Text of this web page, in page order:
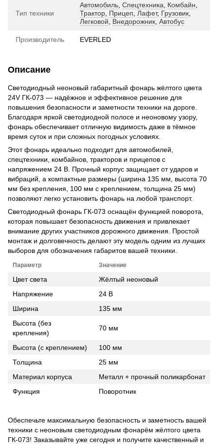
Тип техники
Автомобиль Спецтехника Комбайн
Трактор Прицеп Лафет, Грузовик
Легковой
Внедорожник Автобус
Производитель EVERLED
Описание
Светодиодный неоновый габаритный фонарь жёлтого цвета
24V ГК-073 — надёжное и эффективное решение для
повышения безопасности и заметности техники на дороге.
Благодаря яркой светодиодной полосе и неоновому узору,
фонарь обеспечивает отличную видимость даже в тёмное
время суток и при сложных погодных условиях.
Этот фонарь идеально подходит для автомобилей,
спецтехники, комбайнов, тракторов и прицепов с
напряжением 24 В. Прочный корпус защищает от ударов и
вибраций, а компактные размеры (ширина 135 мм, высота 70
мм без крепления, 100 мм с креплением, толщина 25 мм)
позволяют легко установить фонарь на любой транспорт.
Светодиодный фонарь ГК-073 оснащён функцией поворота,
которая повышает безопасность движения и привлекает
внимание других участников дорожного движения. Простой
монтаж и долговечность делают эту модель одним из лучших
выборов для обозначения габаритов вашей техники.
Параметр Значение
Цвет света
Жёлтый неоновый
Напряжение
24 В
Ширина
135 мм
Высота (без
крепления)
70 мм
Высота (с креплением)
100 мм
Толщина
25 мм
Материал корпуса
Металл + прочный поликарбонат
Функция
Поворотник
Обеспечьте максимальную безопасность и заметность вашей
техники с неоновым светодиодным фонарём жёлтого цвета
ГК-073! Заказывайте уже сегодня и получите качественный и